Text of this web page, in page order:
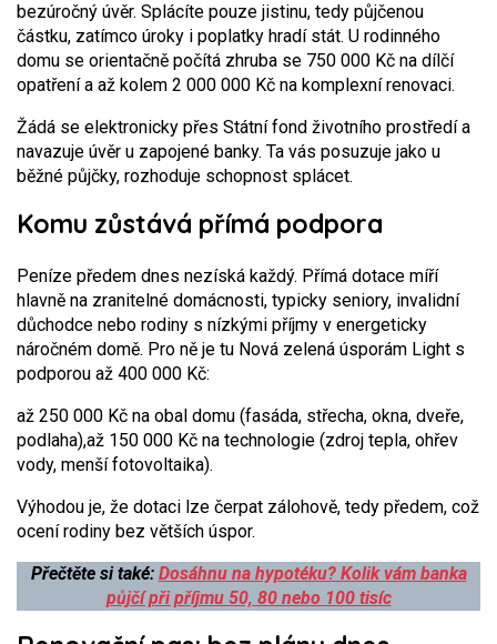
bezúročný úvěr. Splácíte pouze jistinu, tedy půjčenou
částku, zatímco úroky i poplatky hradí stát. U rodinného
domu se orientačně počítá zhruba se 750 000 Kč na dílčí
opatření a až kolem 2 000 000 Kč na komplexní renovaci.
Žádá se elektronicky přes Státní fond životního prostředí a
navazuje úvěr u zapojené banky. Ta vás posuzuje jako u
běžné půjčky, rozhoduje schopnost splácet.
Komu zůstává přímá podpora
Peníze předem dnes nezíská každý. Přímá dotace míří
hlavně na zranitelné domácnosti, typicky seniory, invalidní
důchodce nebo rodiny s nízkými příjmy v energeticky
náročném domě. Pro ně je tu Nová zelená úsporám Light s
podporou až 400 000 Kč:
až 250 000 Kč na obal domu (fasáda, střecha, okna, dveře,
podlaha),až 150 000 Kč na technologie (zdroj tepla, ohřev
vody, menší fotovoltaika).
Výhodou je, že dotaci lze čerpat zálohově, tedy předem, což
ocení rodiny bez větších úspor.
Přečtěte si také: Dosáhnu na hypotéku? Kolik vám banka
půjčí při příjmu 50, 80 nebo 100 tisíc